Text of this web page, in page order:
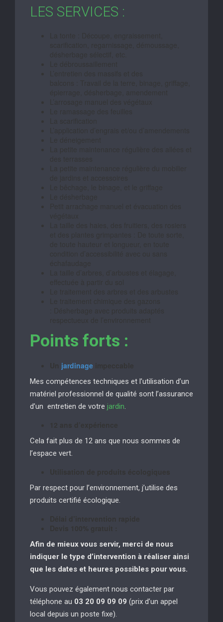
LES SERVICES :
Points forts :
jardinage
Mes compétences techniques et l’utilisation d’un
matériel professionnel de qualité sont l’assurance
d’un entretien de votre jardin.
Cela fait plus de 12 ans que nous sommes de
l’espace vert.
Par respect pour l’environnement, j’utilise des
produits certifié écologique.
Afin de mieux vous servir, merci de nous
indiquer le type d’intervention à réaliser ainsi
que les dates et heures possibles pour vous.
Vous pouvez également nous contacter par
téléphone au 03 20 09 09 09 (prix d’un appel
local depuis un poste fixe).